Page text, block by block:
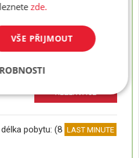
26 990Kč
REZERVACE
délka pobytu: (8 dní)LAST MINUTE
zde.
VŠE PŘIJMOUT